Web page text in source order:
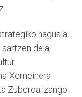
nagusia
dela,
Xemeinera
Zuberoa izango